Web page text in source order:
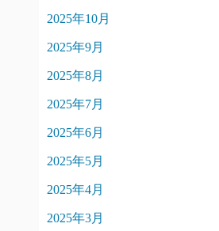
2025年10月
2025年9月
2025年8月
2025年7月
2025年6月
2025年5月
2025年4月
2025年3月